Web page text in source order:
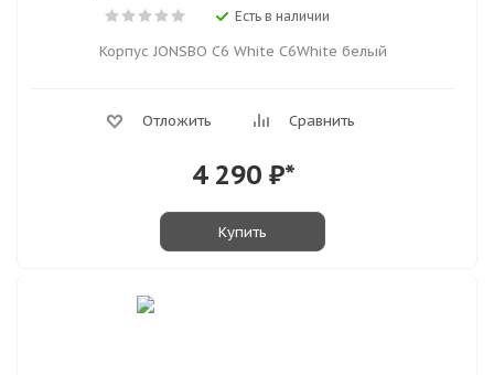
Есть в наличии
Корпус JONSBO C6 White C6White белый
Отложить Сравнить
4 290₽*
Купить